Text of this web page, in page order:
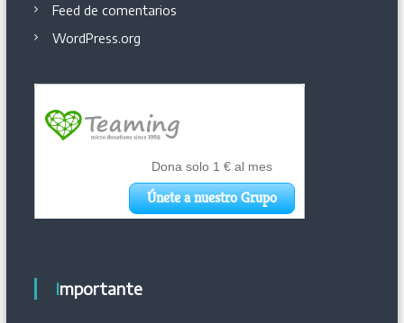
Feed de comentarios
WordPress.org
Importante